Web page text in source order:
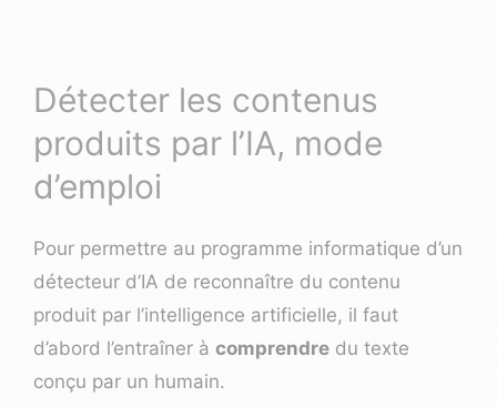
Détecter les contenus
produits par l’IA, mode
d’emploi
Pour permettre au programme informatique d’un
détecteur d’IA de reconnaître du contenu
produit par l’intelligence artificielle, il faut
d’abord l’entraîner à comprendre du texte
conçu par un humain.